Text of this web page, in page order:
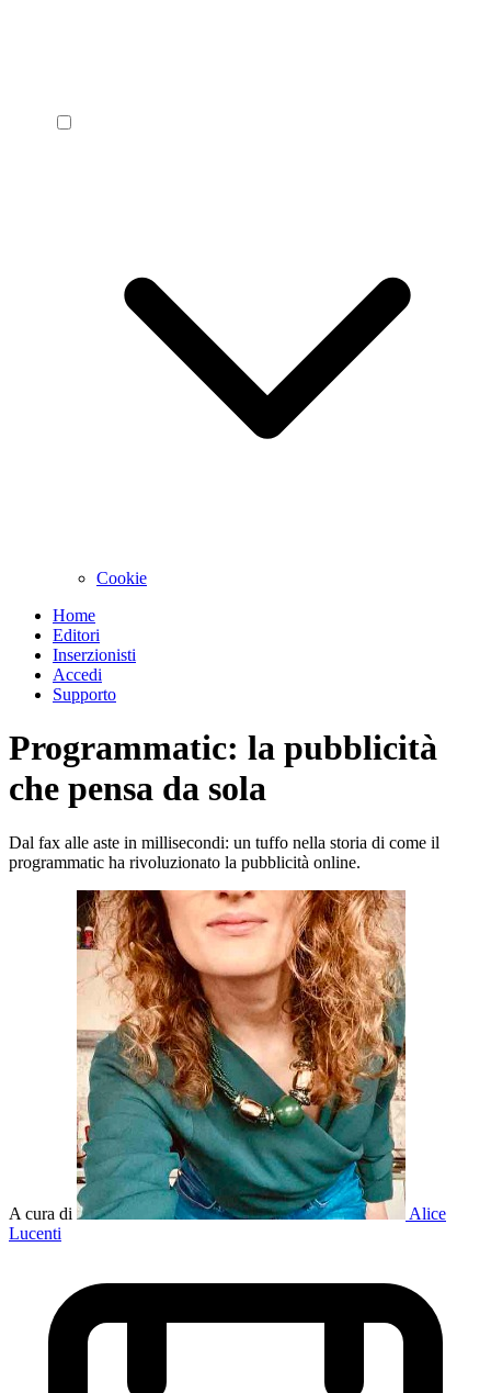
Cookie
Home
Editori
Inserzionisti
Accedi
Supporto
Programmatic: la pubblicità
che pensa da sola
Dal fax alle aste in millisecondi: un tuffo nella storia di come il
programmatic ha rivoluzionato la pubblicità online.
A cura di
Alice
Lucenti